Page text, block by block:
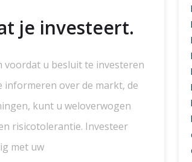
je investeert.
voordat u besluit te investeren
informeren over de markt, de
kunt u weloverwogen
risicotolerantie. Investeer
met uw